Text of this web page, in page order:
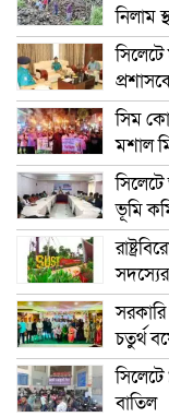
নিলাম
সিম
মশাল
ভূমি
চতুর্থ
বাতিল